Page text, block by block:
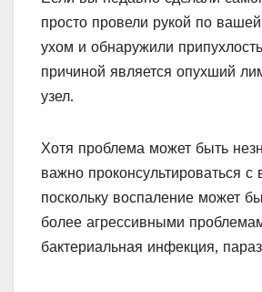
просто провели рукой по
ухом и обнаружили
причиной является опухший
узел.
Хотя проблема может быть
важно проконсультироваться с
поскольку воспаление может
более агрессивными
бактериальная инфекция,